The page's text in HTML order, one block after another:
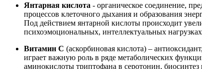
Янтарная кислота - органическое соединение,
процессов клеточного дыхания и образования
Под действием янтарной кислоты происходит
психоэмоциональных, интеллектуальных
Витамин С (аскорбиновая кислота) –
играет важную роль в ряде метаболических
аминокислоты триптофана в серотонин, биосинтез